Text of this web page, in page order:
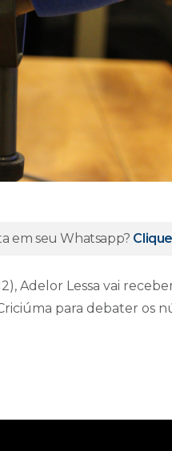
em seu Whatsapp?
Adelor Lessa vai
para debater os